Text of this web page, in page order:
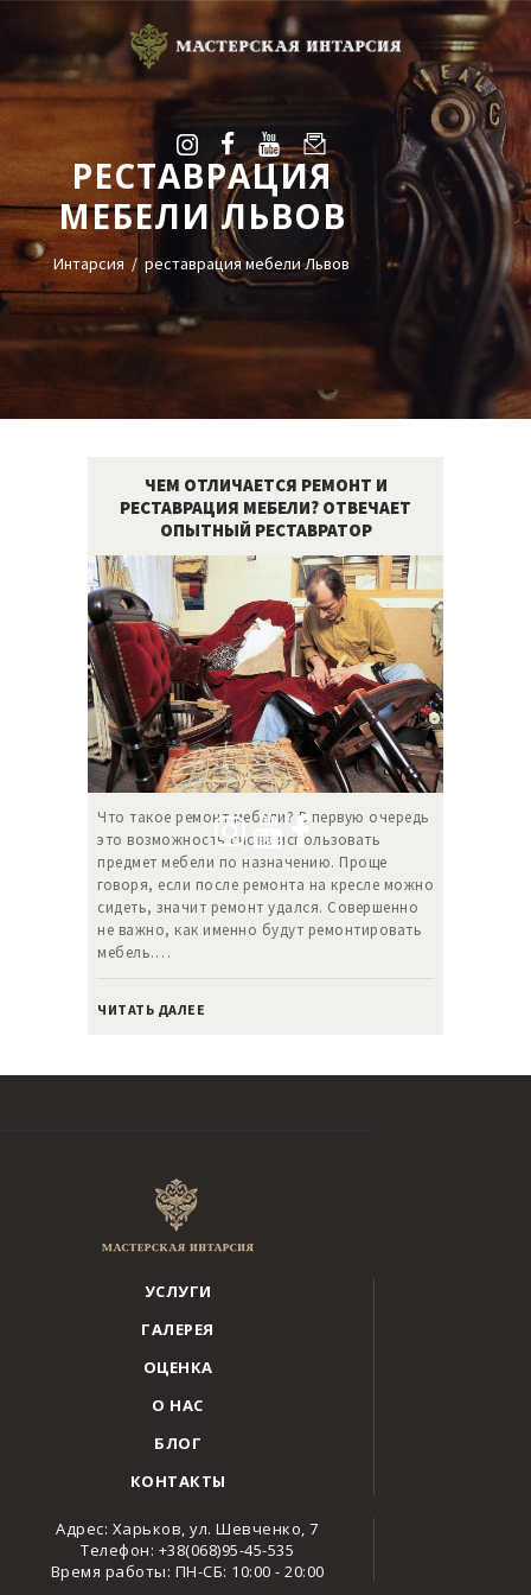
РЕСТАВРАЦИЯ
МЕБЕЛИ ЛЬВОВ
Интарсия реставрация мебели Львов
УСЛУГИ
ГАЛЕРЕЯ
ОЦЕНКА
О НАС
БЛОГ
КОНТАКТЫ
Viber
Telegram
ЧЕМ ОТЛИЧАЕТСЯ РЕМОНТ И
РЕСТАВРАЦИЯ МЕБЕЛИ? ОТВЕЧАЕТ
ОПЫТНЫЙ РЕСТАВРАТОР
Что такое ремонт мебели? В первую очередь
это возможность снова использовать
предмет мебели по назначению. Проще
говоря, если после ремонта на кресле можно
сидеть, значит ремонт удался. Совершенно
не важно, как именно будут ремонтировать
мебель.…
ЧИТАТЬ ДАЛЕЕ
УСЛУГИ
ГАЛЕРЕЯ
ОЦЕНКА
О НАС
БЛОГ
КОНТАКТЫ
Адрес: Харьков, ул. Шевченко, 7
Телефон: +38(068)95-45-535
Время работы: ПН-СБ: 10:00 - 20:00